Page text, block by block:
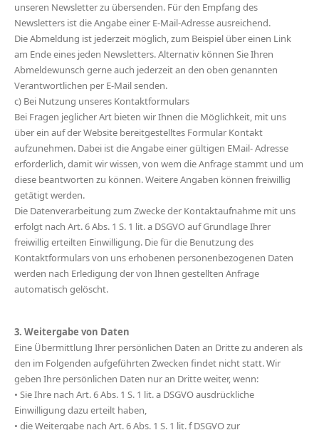
unseren Newsletter zu übersenden. Für den Empfang des
Newsletters ist die Angabe einer E-Mail-Adresse ausreichend.
Die Abmeldung ist jederzeit möglich, zum Beispiel über einen Link
am Ende eines jeden Newsletters. Alternativ können Sie Ihren
Abmeldewunsch gerne auch jederzeit an den oben genannten
Verantwortlichen per E-Mail senden.
c) Bei Nutzung unseres Kontaktformulars
Bei Fragen jeglicher Art bieten wir Ihnen die Möglichkeit, mit uns
über ein auf der Website bereitgestelltes Formular Kontakt
aufzunehmen. Dabei ist die Angabe einer gültigen EMail- Adresse
erforderlich, damit wir wissen, von wem die Anfrage stammt und um
diese beantworten zu können. Weitere Angaben können freiwillig
getätigt werden.
Die Datenverarbeitung zum Zwecke der Kontaktaufnahme mit uns
erfolgt nach Art. 6 Abs. 1 S. 1 lit. a DSGVO auf Grundlage Ihrer
freiwillig erteilten Einwilligung. Die für die Benutzung des
Kontaktformulars von uns erhobenen personenbezogenen Daten
werden nach Erledigung der von Ihnen gestellten Anfrage
automatisch gelöscht.
3. Weitergabe von Daten
Eine Übermittlung Ihrer persönlichen Daten an Dritte zu anderen als
den im Folgenden aufgeführten Zwecken findet nicht statt. Wir
geben Ihre persönlichen Daten nur an Dritte weiter, wenn:
• Sie Ihre nach Art. 6 Abs. 1 S. 1 lit. a DSGVO ausdrückliche
Einwilligung dazu erteilt haben,
• die Weitergabe nach Art. 6 Abs. 1 S. 1 lit. f DSGVO zur